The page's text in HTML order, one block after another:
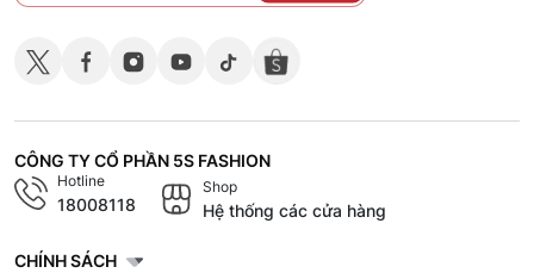
CÔNG TY CỔ PHẦN 5S FASHION
Hotline
18008118
Shop
Hệ thống các cửa hàng
CHÍNH SÁCH